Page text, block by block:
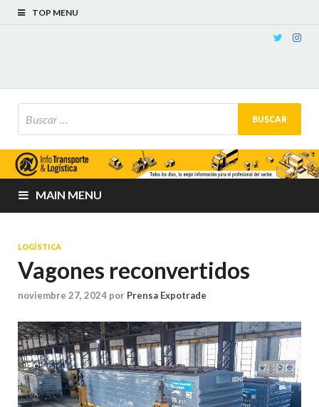
TOP MENU
MAIN MENU
LOGÍSTICA
Vagones reconvertidos
noviembre 27, 2024 por Prensa Expotrade